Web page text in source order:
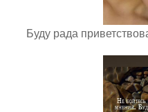
Буду рада